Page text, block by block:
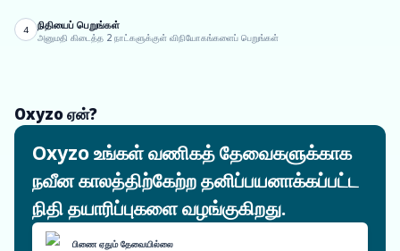
4 நிதியைப் பெறுங்கள்
அனுமதி கிடைத்த 2 நாட்களுக்குள் விநியோகங்களைப் பெறுங்கள்
Oxyzo ஏன்?
Oxyzo உங்கள் வணிகத் தேவைகளுக்காக
நவீன காலத்திற்கேற்ற தனிப்பயனாக்கப்பட்ட
நிதி தயாரிப்புகளை வழங்குகிறது.
பிணை ஏதும் தேவையில்லை